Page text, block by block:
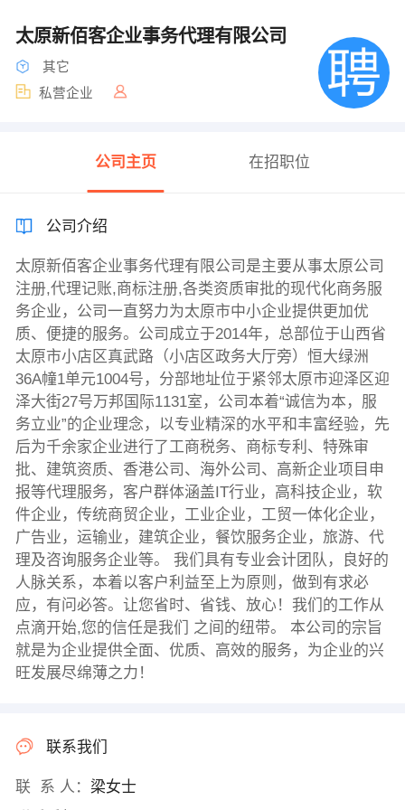
太原新佰客企业事务代理有限公司
其它
私营企业
公司主页 在招职位
公司介绍
太原新佰客企业事务代理有限公司是主要从事太原公司
注册,代理记账,商标注册,各类资质审批的现代化商务服
务企业，公司一直努力为太原市中小企业提供更加优
质、便捷的服务。公司成立于2014年，总部位于山西省
太原市小店区真武路（小店区政务大厅旁）恒大绿洲
36A幢1单元1004号，分部地址位于紧邻太原市迎泽区迎
泽大街27号万邦国际1131室，公司本着“诚信为本，服
务立业”的企业理念，以专业精深的水平和丰富经验，先
后为千余家企业进行了工商税务、商标专利、特殊审
批、建筑资质、香港公司、海外公司、高新企业项目申
报等代理服务，客户群体涵盖IT行业，高科技企业，软
件企业，传统商贸企业，工业企业，工贸一体化企业，
广告业，运输业，建筑企业，餐饮服务企业，旅游、代
理及咨询服务企业等。 我们具有专业会计团队，良好的
人脉关系，本着以客户利益至上为原则，做到有求必
应，有问必答。让您省时、省钱、放心！我们的工作从
点滴开始,您的信任是我们 之间的纽带。 本公司的宗旨
就是为企业提供全面、优质、高效的服务，为企业的兴
旺发展尽绵薄之力！
联系我们
联 系 人： 梁女士